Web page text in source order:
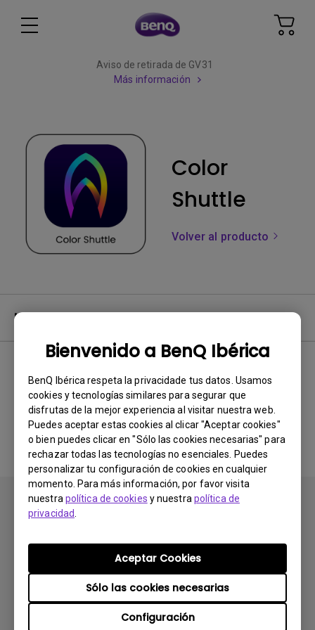
Bienvenido a BenQ Ibérica
BenQ Ibérica respeta la privacidade tus datos. Usamos
cookies y tecnologías similares para segurar que
disfrutas de la mejor experiencia al visitar nuestra web.
Puedes aceptar estas cookies al clicar "Aceptar cookies"
o bien puedes clicar en "Sólo las cookies necesarias" para
rechazar todas las tecnologías no esenciales. Puedes
personalizar tu configuración de cookies en cualquier
momento. Para más información, por favor visita
nuestra política de cookies y nuestra política de
privacidad
Configuración
Sólo las cookies necesarias
Aceptar Cookies
Aviso de retirada de GV31
Más información
Color
Shuttle
Volver al producto
Manual de usuario
No hay manuales
relacionados